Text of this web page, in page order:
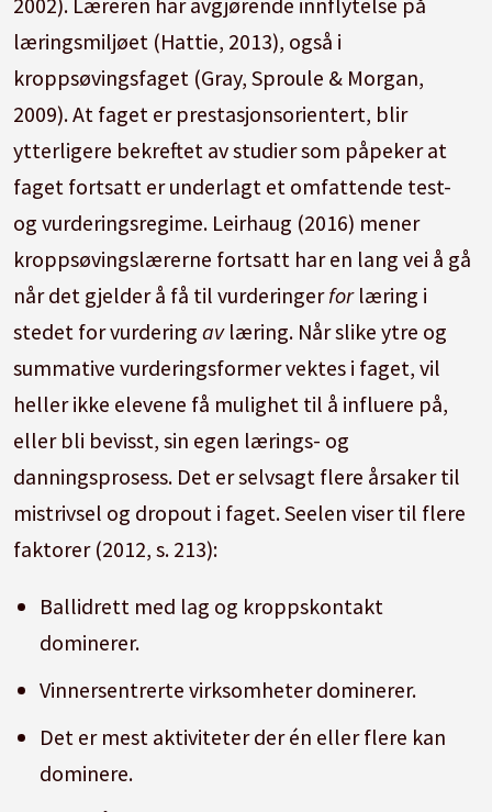
læringsmiljøet (Hattie, 2013), også i
kroppsøvingsfaget (Gray, Sproule & Morgan,
2009). At faget er prestasjonsorientert, blir
ytterligere bekreftet av studier som påpeker at
faget fortsatt er underlagt et omfattende test-
og vurderingsregime. Leirhaug (2016) mener
kroppsøvingslærerne fortsatt har en lang vei å gå
når det gjelder å få til vurderingerforlæring i
stedet for vurderingav læring. Når slike ytre og
summative vurderingsformer vektes i faget, vil
heller ikke elevene få mulighet til å influere på,
eller bli bevisst, sin egen lærings- og
danningsprosess. Det er selvsagt flere årsaker til
mistrivsel og dropout i faget. Seelen viser til flere
faktorer (2012, s. 213):
Ballidrett med lag og kroppskontakt
dominerer.
Vinnersentrerte virksomheter dominerer.
Det er mest aktiviteter der én eller flere kan
dominere.